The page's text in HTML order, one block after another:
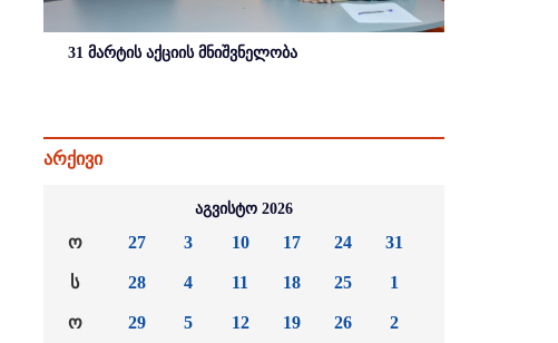
31 მარტის აქციის მნიშვნელობა
არქივი
აგვისტო 2026
ო
ს
ო
27
28
29
3
4
5
10
11
12
17
18
19
24
25
26
31
1
2